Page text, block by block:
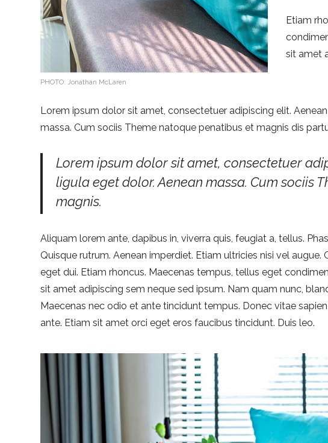
PHOTO: Jonathan McLaren
Etiam
sit amet
Lorem ipsum dolor sit amet, consectetuer adipiscing elit.
massa. Cum sociis Theme natoque penatibus et magnis dis
Lorem ipsum dolor sit amet, consectetuer
ligula eget dolor. Aenean massa. Cum sociis
magnis.
Aliquam lorem ante, dapibus in, viverra quis, feugiat a, tellus.
Quisque rutrum. Aenean imperdiet. Etiam ultricies nisi vel augue.
eget dui. Etiam rhoncus. Maecenas tempus, tellus eget
sit amet adipiscing sem neque sed ipsum. Nam quam nunc,
Maecenas nec odio et ante tincidunt tempus. Donec vitae
ante. Etiam sit amet orci eget eros faucibus tincidunt. Duis leo.